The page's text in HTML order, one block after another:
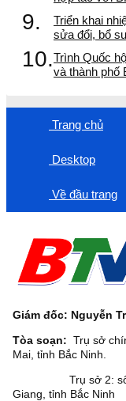
9.
Triển khai
sửa đổi, bổ
10.Trình Quốc
và thành phố
Trang chủ
Desktop
Về đầu trang
Giám đốc: Nguyễn
Tòa soạn: Trụ sở
Mai, tỉnh Bắc Ninh.
Trụ sở 2: số 49
Giang, tỉnh Bắc Ninh